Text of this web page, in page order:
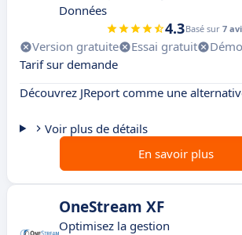
Données
4.3Basé sur 7
Version gratuite Essai gratuit
Tarif sur demande
Découvrez JReport comme une
Voir plus de détails
En savoir plus
OneStream XF
Optimisez la gestion